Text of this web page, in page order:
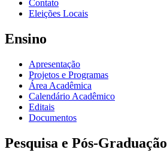
Contato
Eleições Locais
Ensino
Apresentação
Projetos e Programas
Área Acadêmica
Calendário Acadêmico
Editais
Documentos
Pesquisa e Pós-Graduação